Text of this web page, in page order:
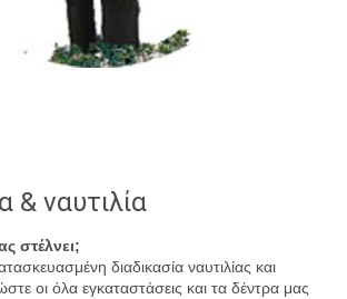
& ναυτιλία
στέλνει;
διαδικασία ναυτιλίας και
οι όλα εγκαταστάσεις και τα δέντρα μας